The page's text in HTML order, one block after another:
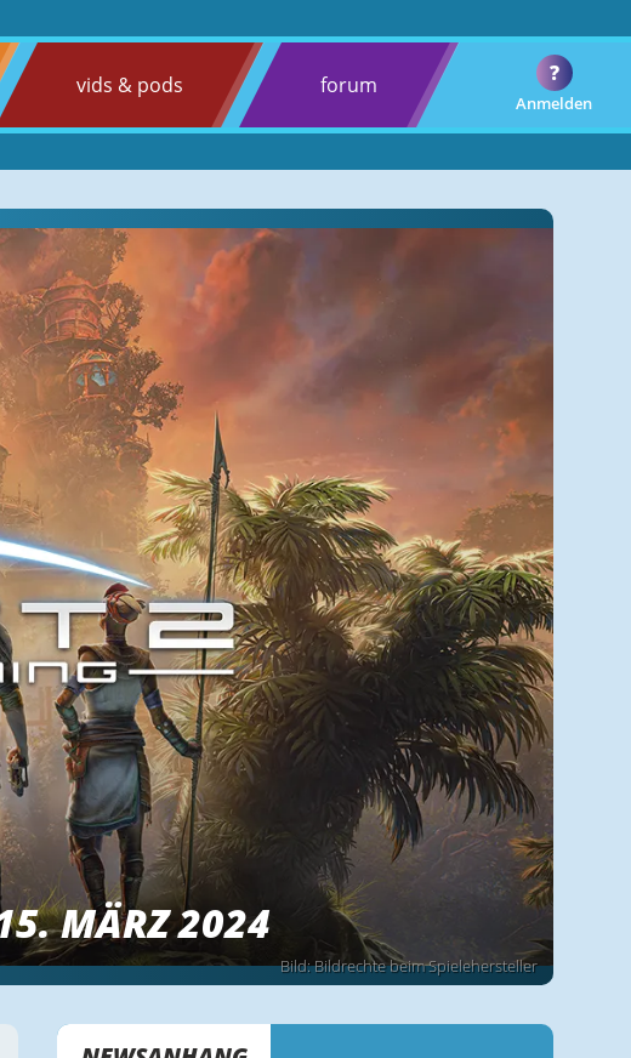
vids & pods forum
Anmelden
?
Bild: Bildrechte beim Spielehersteller
MÄRZ 2024